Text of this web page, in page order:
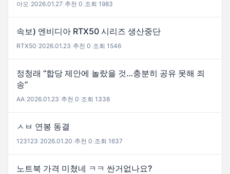
아오 2026.01.27 추천 0 조회 1983
속보) 엔비디아 RTX50 시리즈 생산중단
RTX50 2026.01.23 추천 0 조회 1546
정청래 “합당 제안에 놀랐을 것…충분히 공유 못해 죄
송”
AA 2026.01.23 추천 0 조회 1338
ㅅㅂ 연봉 동결
123123 2026.01.20 추천 0 조회 1637
노트북 가격 미쳤네 ㅋㅋ 싼거없나요?